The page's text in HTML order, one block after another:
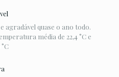
agradável quase o ano todo.
média de 22,4 °C e